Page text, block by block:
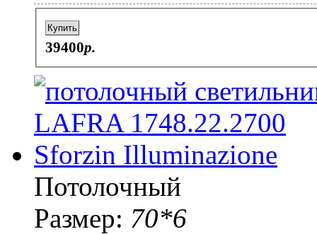
Купить
39400p.
Потолочный
Размер: 70*6